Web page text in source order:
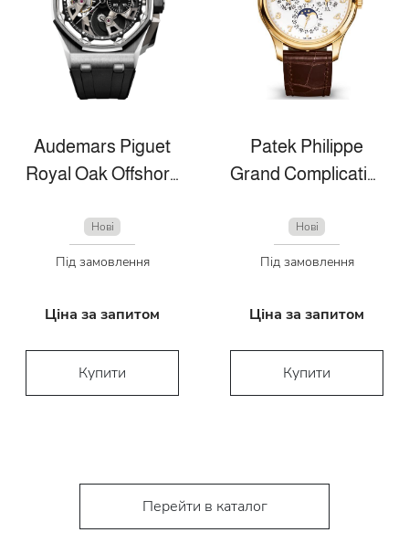
Audemars Piguet
Royal Oak Offshore
Нові
Під замовлення
Ціна за запитом
Купити
Patek Philippe
Grand Complications
Нові
Під замовлення
Ціна за запитом
Купити
Перейти в каталог